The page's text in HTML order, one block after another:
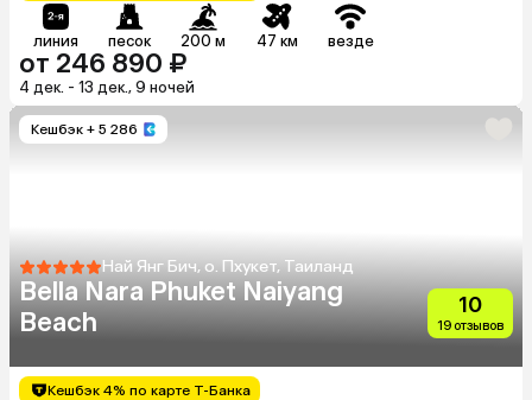
линия песок 200 м 47 км везде
от 246 890 ₽
4 дек. - 13 дек., 9 ночей
Кешбэк + 5 286
Най Янг Бич, о. Пхукет, Таиланд
Bella Nara Phuket Naiyang
Beach
10
19 отзывов
Кешбэк 4% по карте Т-Банка